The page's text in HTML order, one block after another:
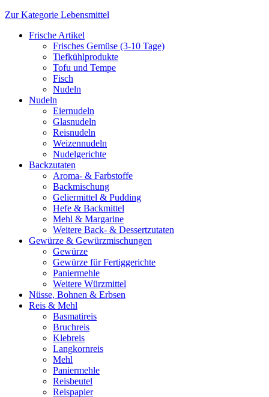
Zur Kategorie Lebensmittel
Frische Artikel
Frisches Gemüse (3-10 Tage)
Tiefkühlprodukte
Tofu und Tempe
Fisch
Nudeln
Nudeln
Eiernudeln
Glasnudeln
Reisnudeln
Weizennudeln
Nudelgerichte
Backzutaten
Aroma- & Farbstoffe
Backmischung
Geliermittel & Pudding
Hefe & Backmittel
Mehl & Margarine
Weitere Back- & Dessertzutaten
Gewürze & Gewürzmischungen
Gewürze
Gewürze für Fertiggerichte
Paniermehle
Weitere Würzmittel
Nüsse, Bohnen & Erbsen
Reis & Mehl
Basmatireis
Bruchreis
Klebreis
Langkornreis
Mehl
Paniermehle
Reisbeutel
Reispapier